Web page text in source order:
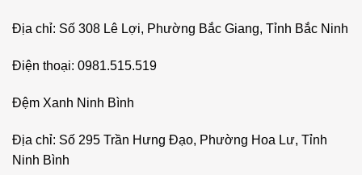
Địa chỉ: Số 308 Lê Lợi, Phường Bắc Giang, Tỉnh Bắc Ninh
Điện thoại: 0981.515.519
Đệm Xanh Ninh Bình
Địa chỉ: Số 295 Trần Hưng Đạo, Phường Hoa Lư, Tỉnh
Ninh Bình